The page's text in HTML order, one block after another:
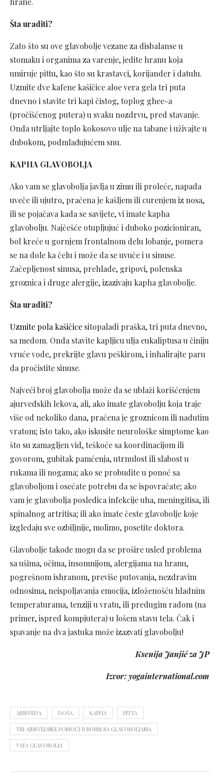
Šta uraditi?
Zato što su ove glavobolje vezane za disbalanse u
stomaku i organima za varenje, jedite hranu koja
umiruje pittu, kao što su krastavci, korijander i datulu.
Uzmite dve kafene kašičice aloe vera gela tri puta
dnevno i stavite tri kapi čistog, toplog ghee-a
(pročišćenog putera) u svaku nozdrvu, pred stavanje.
Onda utrljajte toplo kokosovo ulje na tabane i uživajte u
dubokom, podmlađujućem snu.
KAPHA GLAVOBOLJA
Ako vam se glavobolja javlja u zimu ili proleće, napada
uveče ili ujutro, praćena je kašljem ili curenjem iz nosa,
ili se pojačava kada se savijete, vi imate kapha
glavobolju. Najčešće otupljujuć i duboko pozicioniran,
bol kreće u gornjem frontalnom delu lobanje, pomera
se na dole ka čelu i može da se uvuče i u sinuse.
Začepljenost sinusa, prehlade, gripovi, polenska
groznica i druge alergije, izazivaju kapha glavobolje.
Šta uraditi?
Uzmite pola kašičice sitopaladi praška, tri puta dnevno,
sa medom. Onda stavite kapljicu ulja eukaliptusa u činiju
vruće vode, prekrijte glavu peškirom, i inhalirajte paru
da pročistite sinuse.
Najveći broj glavobolja može da se ublaži korišćenjem
ajurvedskih lekova, ali, ako imate glavobolju koja traje
više od nekoliko dana, praćena je groznicom ili nadutim
vratom; isto tako, ako iskusite neurološke simptome kao
što su zamagljen vid, teškoće sa koordinacijom ili
govorom, gubitak pamćenja, utrnulost ili slabost u
rukama ili nogama; ako se probudite u ponoć sa
glavoboljom i osećate potrebu da se ispovraćate; ako
vam je glavobolja posledica infekcije uha, meningitisa, ili
spinalnog artritisa; ili ako imate česte glavobolje koje
izgledaju sve ozbiljnije, molimo, posetite doktora.
Glavobolje takođe mogu da se prošire usled problema
sa ušima, očima, insomnijom, alergijama na hranu,
pogrešnom ishranom, previše putovanja, nezdravim
odnosima, neispoljavanja emocija, izloženošću hladnim
temperaturama, tenziji u vratu, ili predugim radom (na
primer, ispred kompjutera) u lošem stavu tela. Čak i
spavanje na dva jastuka može izazvati glavobolju!
Ksenija Janjić za JP
Izvor: yogainternational.com
AJURVEDA DOŠA KAPHA PITTA
TRI AJURVEDSKE POMOĆI U BORBI SA GLAVOBOLJAMA
VATA GLAVOBOLJA